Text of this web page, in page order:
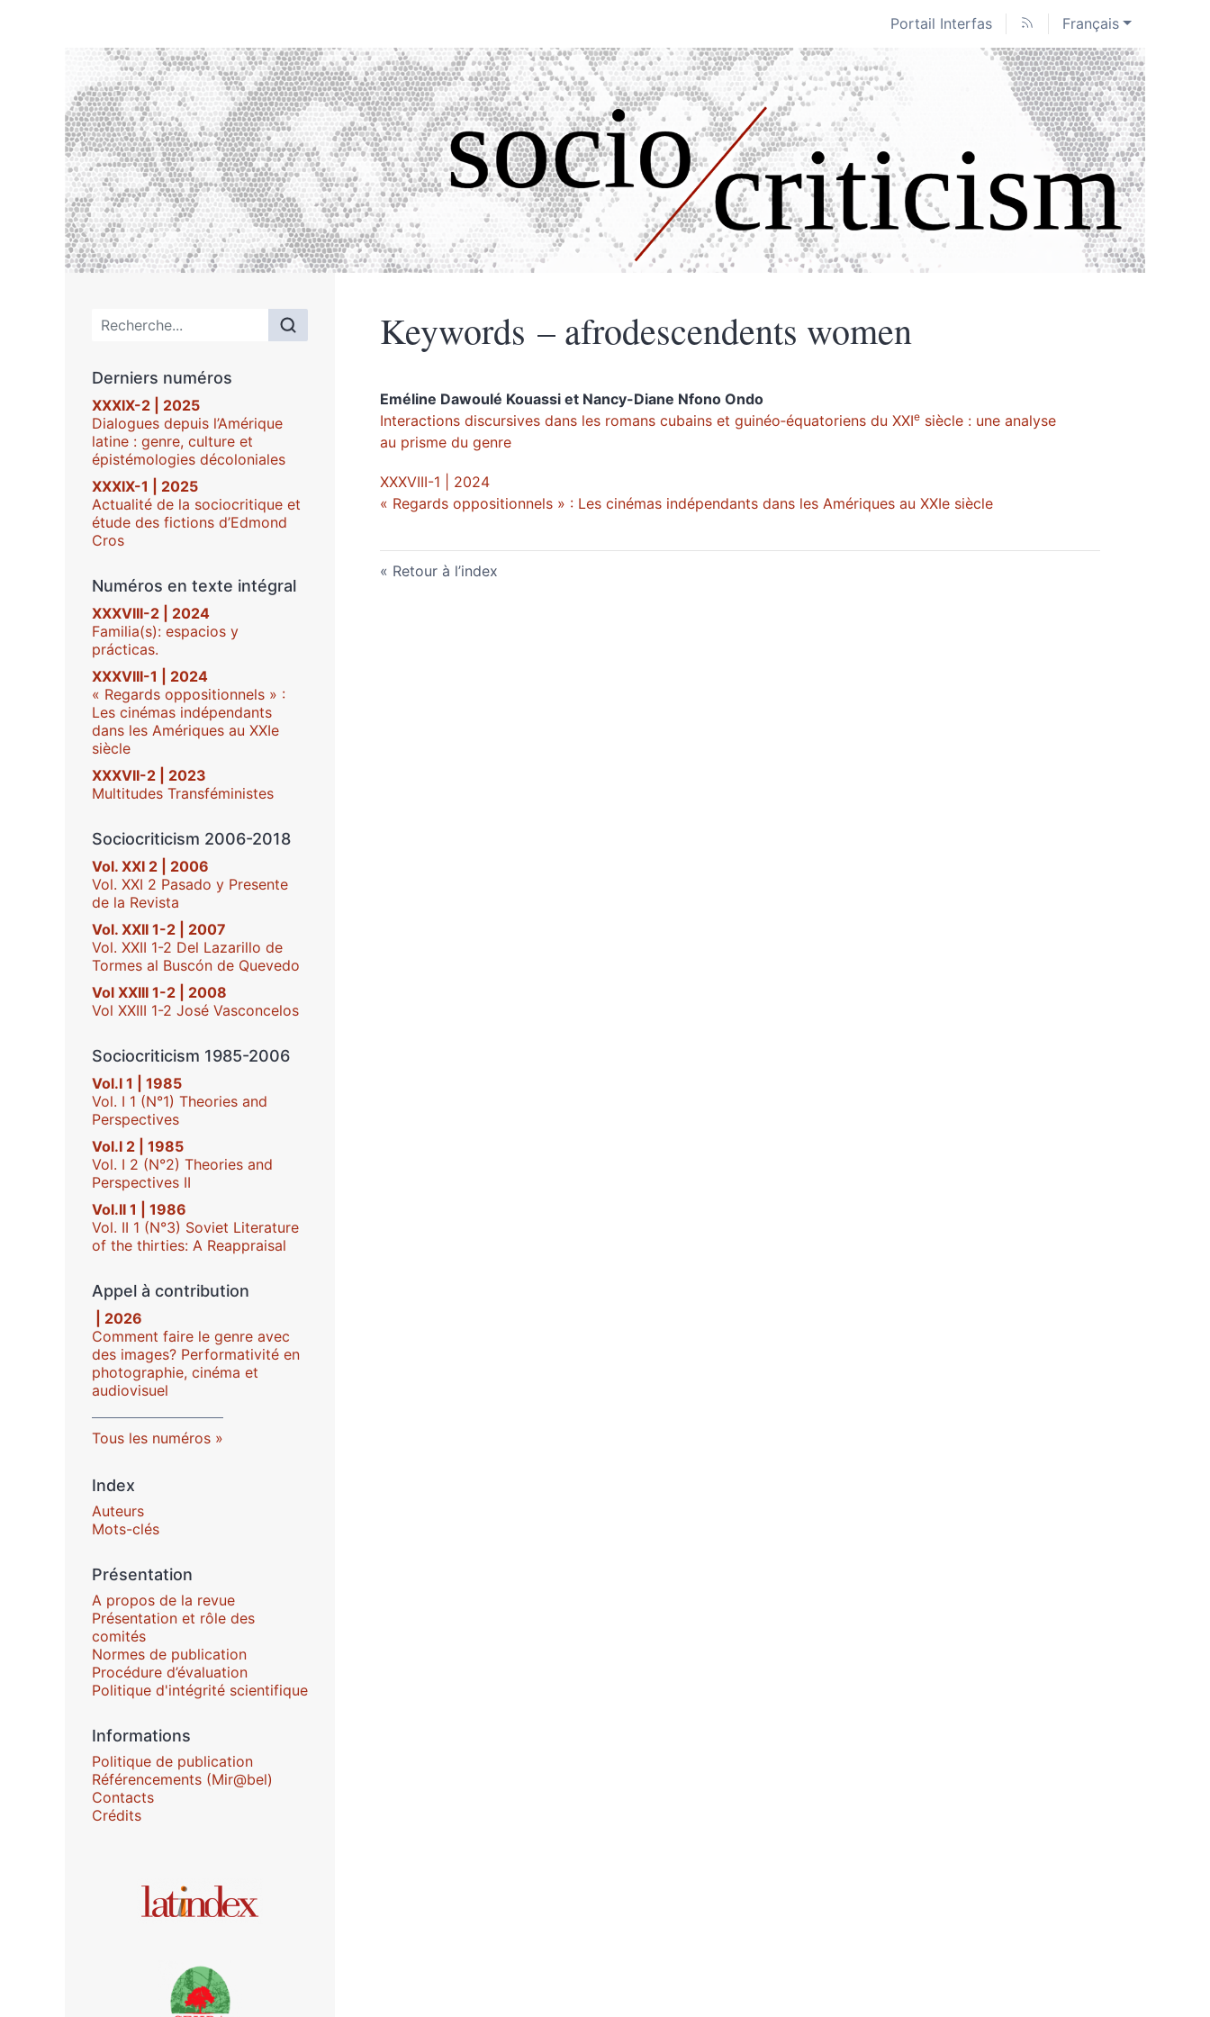
Portail Interfas Français
Menu principal
Derniers numéros
XXXIX-2 | 2025
Dialogues depuis l’Amérique
latine : genre, culture et
épistémologies décoloniales
XXXIX-1 | 2025
Actualité de la sociocritique et
étude des fictions d’Edmond
Cros
Numéros en texte intégral
XXXVIII-2 | 2024
Familia(s): espacios y
prácticas.
XXXVIII-1 | 2024
« Regards oppositionnels » :
Les cinémas indépendants
dans les Amériques au XXIe
siècle
XXXVII-2 | 2023
Multitudes Transféministes
Sociocriticism 2006-2018
Vol. XXI 2 | 2006
Vol. XXI 2 Pasado y Presente
de la Revista
Vol. XXII 1-2 | 2007
Vol. XXII 1-2 Del Lazarillo de
Tormes al Buscón de Quevedo
Vol XXIII 1-2 | 2008
Vol XXIII 1-2 José Vasconcelos
Sociocriticism 1985-2006
Vol.I 1 | 1985
Vol. I 1 (N°1) Theories and
Perspectives
Vol.I 2 | 1985
Vol. I 2 (N°2) Theories and
Perspectives II
Vol.II 1 | 1986
Vol. II 1 (N°3) Soviet Literature
of the thirties: A Reappraisal
Appel à contribution
| 2026
Comment faire le genre avec
des images? Performativité en
photographie, cinéma et
audiovisuel
Tous les numéros
Index
Auteurs
Mots-clés
Présentation
A propos de la revue
Présentation et rôle des
comités
Normes de publication
Procédure d’évaluation
Politique d'intégrité scientifique
Informations
Politique de publication
Référencements (Mir@bel)
Contacts
Crédits
Affiliations/partenaires
Keywords – afrodescendents women
Eméline Dawoulé Kouassi et Nancy-Diane Nfono Ondo
Interactions discursives dans les romans cubains et guinéo‑équatoriens du XXIe siècle : une analyse
au prisme du genre
XXXVIII-1 | 2024
« Regards oppositionnels » : Les cinémas indépendants dans les Amériques au XXIe siècle
Retour à l’index